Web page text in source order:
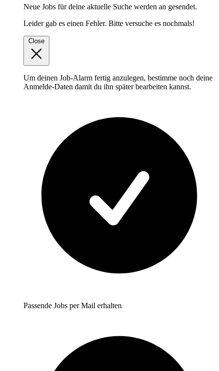
Neue Jobs für deine aktuelle Suche werden an gesendet.
Leider gab es einen Fehler. Bitte versuche es nochmals!
Close
Um deinen Job-Alarm fertig anzulegen, bestimme noch deine
Anmelde-Daten damit du ihn später bearbeiten kannst.
Passende Jobs per Mail erhalten